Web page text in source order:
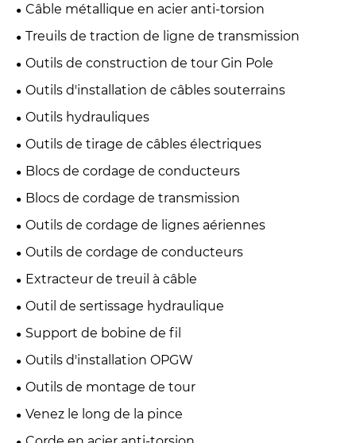
Câble métallique en acier anti-torsion
Treuils de traction de ligne de transmission
Outils de construction de tour Gin Pole
Outils d'installation de câbles souterrains
Outils hydrauliques
Outils de tirage de câbles électriques
Blocs de cordage de conducteurs
Blocs de cordage de transmission
Outils de cordage de lignes aériennes
Outils de cordage de conducteurs
Extracteur de treuil à câble
Outil de sertissage hydraulique
Support de bobine de fil
Outils d'installation OPGW
Outils de montage de tour
Venez le long de la pince